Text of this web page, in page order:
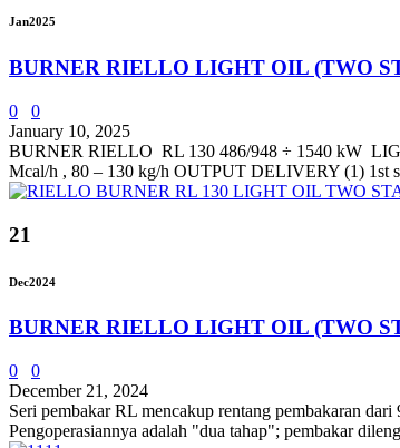
Jan2025
BURNER RIELLO LIGHT OIL (TWO
0
0
January 10, 2025
BURNER RIELLO RL 130 486/948 ÷ 1540 kW
Mcal/h , 80 – 130 kg/h OUTPUT DELIVERY (1) 1st
21
Dec2024
BURNER RIELLO LIGHT OIL (TWO
0
0
December 21, 2024
Seri pembakar RL mencakup rentang pembakaran
Pengoperasiannya adalah "dua tahap"; pembakar